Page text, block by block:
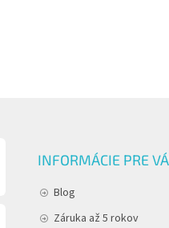
INFORMÁCIE PRE
Blog
Záruka až 5 rokov